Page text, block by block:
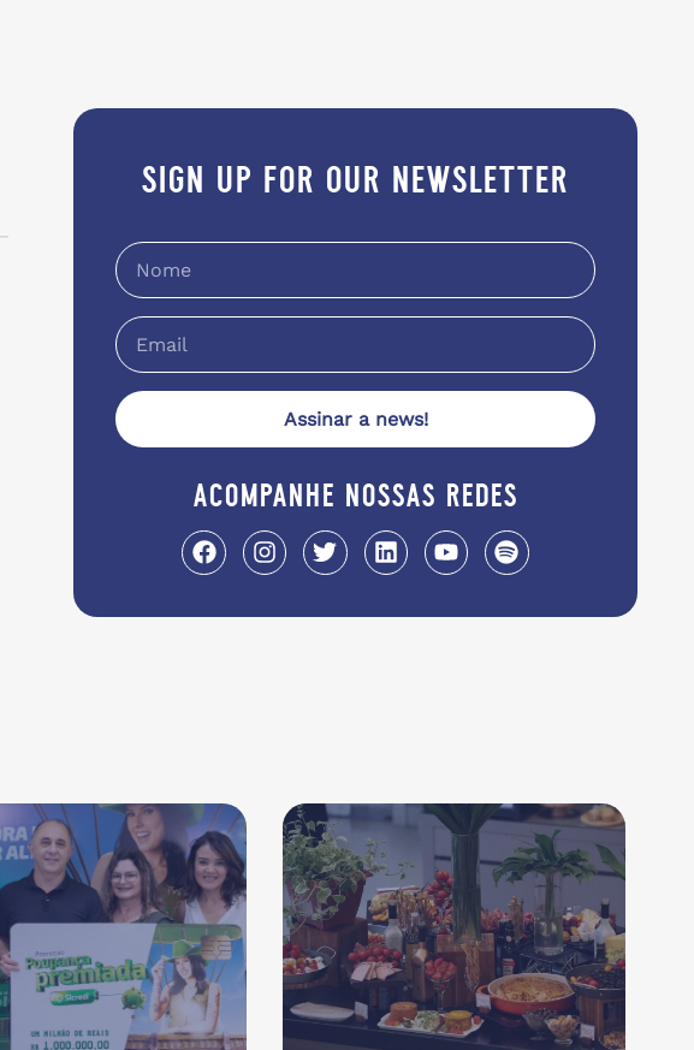
sign up for our newsletter
Assinar a news!
acompanhe nossas redes